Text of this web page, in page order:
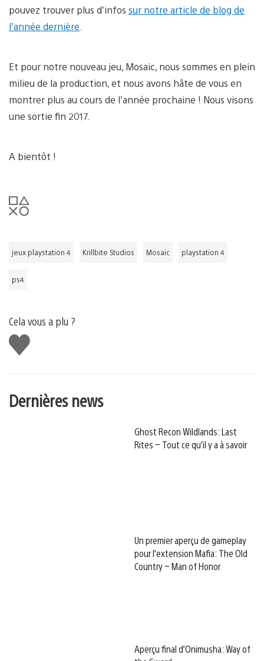
pouvez trouver plus d’infos sur notre article de blog de
l’année dernière
Et pour notre nouveau jeu, Mosaic, nous sommes en plein
milieu de la production, et nous avons hâte de vous en
montrer plus au cours de l’année prochaine ! Nous visons
une sortie fin 2017.
A bientôt !
jeux playstation 4 Krillbite Studios Mosaic playstation 4
ps4
Cela vous a plu ?
J'aime
Dernières news
Ghost Recon Wildlands: Last
Rites – Tout ce qu’il y a à savoir
Un premier aperçu de gameplay
pour l’extension Mafia: The Old
Country – Man of Honor
Aperçu final d’Onimusha: Way of